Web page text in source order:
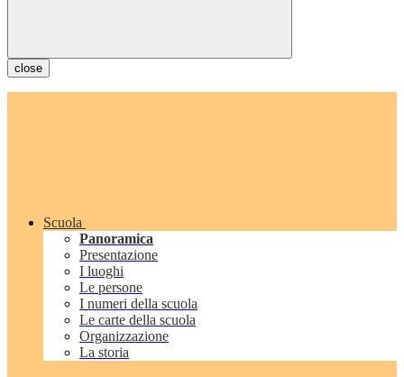
close
Scuola
Panoramica
Presentazione
I luoghi
Le persone
I numeri della scuola
Le carte della scuola
Organizzazione
La storia